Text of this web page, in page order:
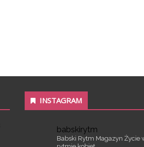
INSTAGRAM
babskirytm
Babski Rytm Magazyn Życie